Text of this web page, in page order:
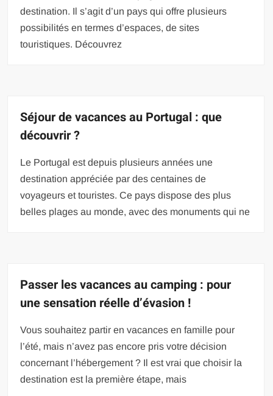
destination. Il s’agit d’un pays qui offre plusieurs
possibilités en termes d’espaces, de sites
touristiques. Découvrez
Séjour de vacances au Portugal : que
découvrir ?
Le Portugal est depuis plusieurs années une
destination appréciée par des centaines de
voyageurs et touristes. Ce pays dispose des plus
belles plages au monde, avec des monuments qui ne
Passer les vacances au camping : pour
une sensation réelle d’évasion !
Vous souhaitez partir en vacances en famille pour
l’été, mais n’avez pas encore pris votre décision
concernant l’hébergement ? Il est vrai que choisir la
destination est la première étape, mais